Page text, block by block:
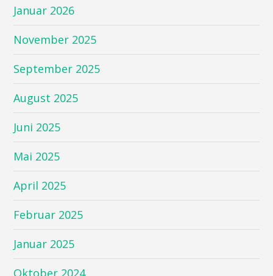
Januar 2026
November 2025
September 2025
August 2025
Juni 2025
Mai 2025
April 2025
Februar 2025
Januar 2025